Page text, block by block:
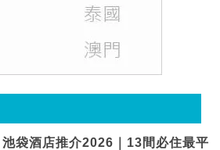
池袋酒店推介2026｜13間必住最平